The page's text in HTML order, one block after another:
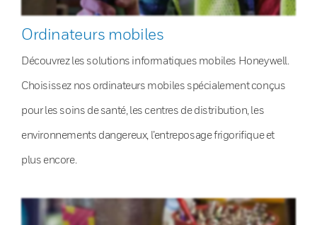
Ordinateurs mobiles
Découvrez les solutions informatiques mobiles Honeywell.
Choisissez nos ordinateurs mobiles spécialement conçus
pour les soins de santé, les centres de distribution, les
environnements dangereux, l’entreposage frigorifique et
plus encore.